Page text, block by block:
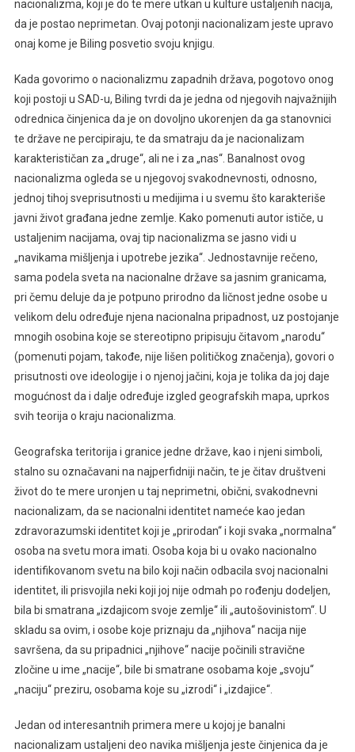
nacionalizma, koji je do te mere utkan u kulture ustaljenih nacija,
da je postao neprimetan. Ovaj potonji nacionalizam jeste upravo
onaj kome je Biling posvetio svoju knjigu.
Kada govorimo o nacionalizmu zapadnih država, pogotovo onog
koji postoji u SAD-u, Biling tvrdi da je jedna od njegovih najvažnijih
odrednica činjenica da je on dovoljno ukorenjen da ga stanovnici
te države ne percipiraju, te da smatraju da je nacionalizam
karakterističan za „druge“, ali ne i za „nas“. Banalnost ovog
nacionalizma ogleda se u njegovoj svakodnevnosti, odnosno,
jednoj tihoj sveprisutnosti u medijima i u svemu što karakteriše
javni život građana jedne zemlje. Kako pomenuti autor ističe, u
ustaljenim nacijama, ovaj tip nacionalizma se jasno vidi u
„navikama mišljenja i upotrebe jezika“. Jednostavnije rečeno,
sama podela sveta na nacionalne države sa jasnim granicama,
pri čemu deluje da je potpuno prirodno da ličnost jedne osobe u
velikom delu određuje njena nacionalna pripadnost, uz postojanje
mnogih osobina koje se stereotipno pripisuju čitavom „narodu“
(pomenuti pojam, takođe, nije lišen političkog značenja), govori o
prisutnosti ove ideologije i o njenoj jačini, koja je tolika da joj daje
mogućnost da i dalje određuje izgled geografskih mapa, uprkos
svih teorija o kraju nacionalizma.
Geografska teritorija i granice jedne države, kao i njeni simboli,
stalno su označavani na najperfidniji način, te je čitav društveni
život do te mere uronjen u taj neprimetni, obični, svakodnevni
nacionalizam, da se nacionalni identitet nameće kao jedan
zdravorazumski identitet koji je „prirodan“ i koji svaka „normalna“
osoba na svetu mora imati. Osoba koja bi u ovako nacionalno
identifikovanom svetu na bilo koji način odbacila svoj nacionalni
identitet, ili prisvojila neki koji joj nije odmah po rođenju dodeljen,
bila bi smatrana „izdajicom svoje zemlje“ ili „autošovinistom“. U
skladu sa ovim, i osobe koje priznaju da „njihova“ nacija nije
savršena, da su pripadnici „njihove“ nacije počinili stravične
zločine u ime „nacije“, bile bi smatrane osobama koje „svoju“
„naciju“ preziru, osobama koje su „izrodi“ i „izdajice“.
Jedan od interesantnih primera mere u kojoj je banalni
nacionalizam ustaljeni deo navika mišljenja jeste činjenica da je